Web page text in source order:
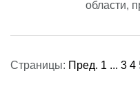
области,
Страницы: Пред. 1 ... 3 4